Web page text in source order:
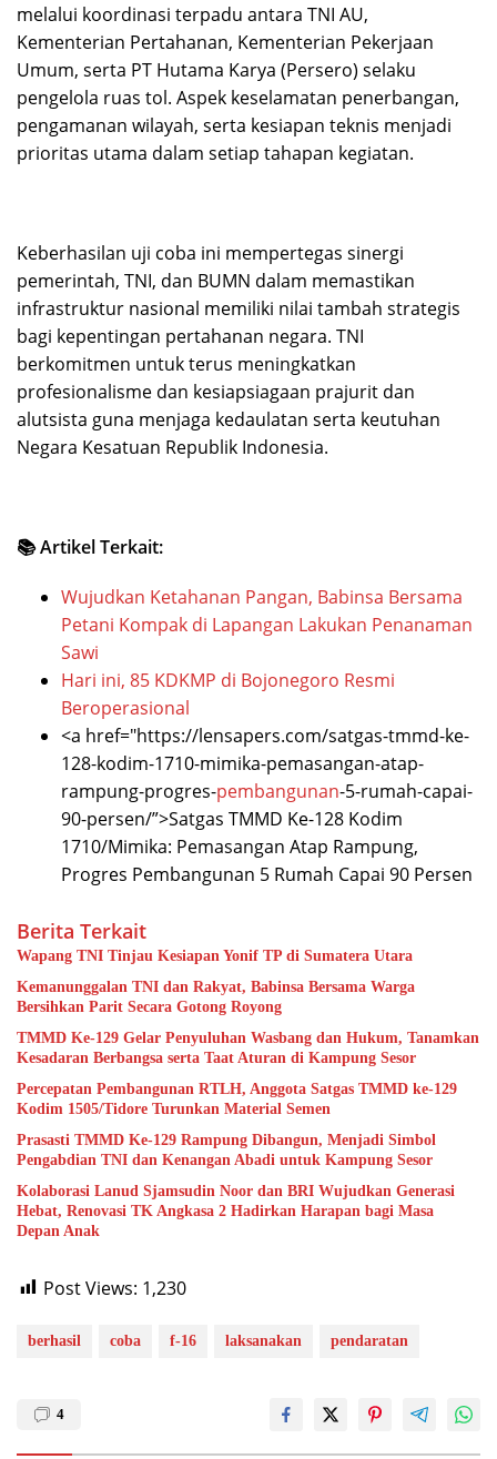
melalui koordinasi terpadu antara TNI AU,
Kementerian Pertahanan, Kementerian Pekerjaan
Umum, serta PT Hutama Karya (Persero) selaku
pengelola ruas tol. Aspek keselamatan penerbangan,
pengamanan wilayah, serta kesiapan teknis menjadi
prioritas utama dalam setiap tahapan kegiatan.
Keberhasilan uji coba ini mempertegas sinergi
pemerintah, TNI, dan BUMN dalam memastikan
infrastruktur nasional memiliki nilai tambah strategis
bagi kepentingan pertahanan negara. TNI
berkomitmen untuk terus meningkatkan
profesionalisme dan kesiapsiagaan prajurit dan
alutsista guna menjaga kedaulatan serta keutuhan
Negara Kesatuan Republik Indonesia.
📚 Artikel Terkait:
Wujudkan Ketahanan Pangan, Babinsa Bersama
Petani Kompak di Lapangan Lakukan Penanaman
Sawi
Hari ini, 85 KDKMP di Bojonegoro Resmi
Beroperasional
<a href="https://lensapers.com/satgas-tmmd-ke-
128-kodim-1710-mimika-pemasangan-atap-
rampung-progres-pembangunan-5-rumah-capai-
90-persen/”>Satgas TMMD Ke-128 Kodim
1710/Mimika: Pemasangan Atap Rampung,
Progres Pembangunan 5 Rumah Capai 90 Persen
Berita Terkait
Wapang TNI Tinjau Kesiapan Yonif TP di Sumatera Utara
Kemanunggalan TNI dan Rakyat, Babinsa Bersama Warga
Bersihkan Parit Secara Gotong Royong
TMMD Ke-129 Gelar Penyuluhan Wasbang dan Hukum, Tanamkan
Kesadaran Berbangsa serta Taat Aturan di Kampung Sesor
Percepatan Pembangunan RTLH, Anggota Satgas TMMD ke-129
Kodim 1505/Tidore Turunkan Material Semen
Prasasti TMMD Ke-129 Rampung Dibangun, Menjadi Simbol
Pengabdian TNI dan Kenangan Abadi untuk Kampung Sesor
Kolaborasi Lanud Sjamsudin Noor dan BRI Wujudkan Generasi
Hebat, Renovasi TK Angkasa 2 Hadirkan Harapan bagi Masa
Depan Anak
Post Views: 1,230
berhasil coba f-16 laksanakan pendaratan
4